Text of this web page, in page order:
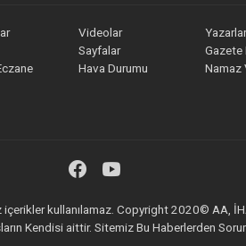
Videolar
Sayfalar
Gazete
Hava Durumu Namaz
kullanılamaz. Copyright 2020© AA,
Kendisi aittir. Sitemiz Bu Haberlerden